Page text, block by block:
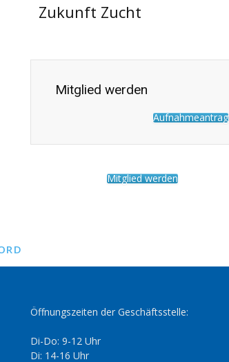
Zukunft Zucht
Mitglied werden
Aufnahmeantrag
Mitglied werden
Öffnungszeiten der Geschäftsstelle:
Di-Do: 9-12 Uhr
Di: 14-16 Uhr